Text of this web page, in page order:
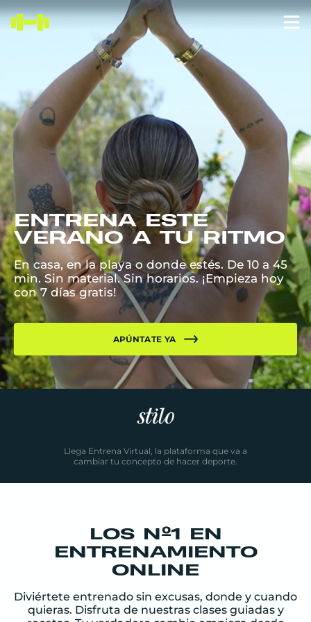
ENTRENA ESTE
VERANO A TU RITMO
En casa, en la playa o donde estés. De 10 a 45
min. Sin material. Sin horarios. ¡Empieza hoy
con7 días gratis!
APÚNTATE YA
Llega Entrena Virtual, la plataforma que va a
cambiar tu concepto de hacer deporte.
LOS Nº1 EN
ENTRENAMIENTO
ONLINE
Diviértete entrenado sin excusas, donde y cuando
quieras. Disfruta de nuestras clases guiadas y